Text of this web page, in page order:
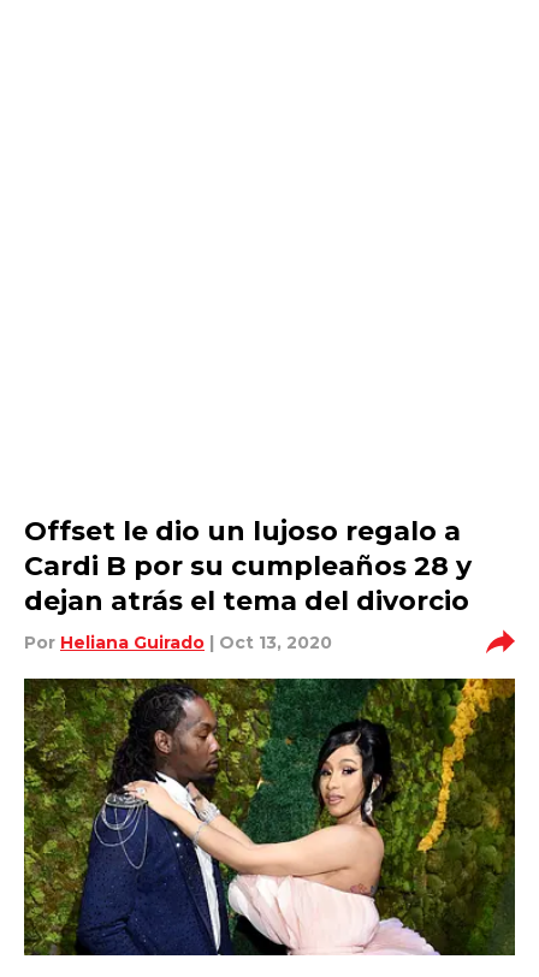
Offset le dio un lujoso regalo a
Cardi B por su cumpleaños 28 y
dejan atrás el tema del divorcio
Por Heliana Guirado | Oct 13, 2020